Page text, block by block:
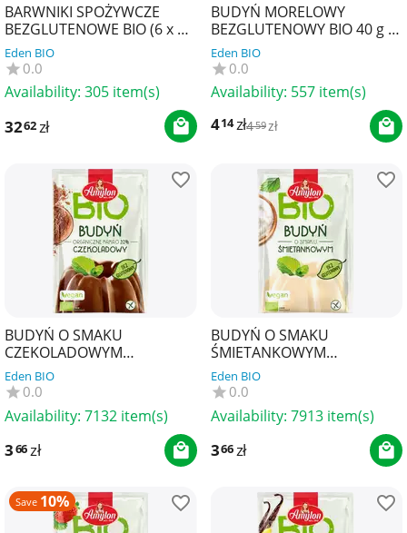
BARWNIKI SPOŻYWCZE
BEZGLUTENOWE BIO (6 x 8
g) 48 g - BIOVEGAN
Eden BIO
0.0
Availability: 305 item(s)
3262zł
BUDYŃ MORELOWY
BEZGLUTENOWY BIO 40 g -
AMYLON
Eden BIO
0.0
Availability: 557 item(s)
414zł459zł
BUDYŃ O SMAKU
CZEKOLADOWYM
BEZGLUTENOWY BIO 40 g -
AMYLON
Eden BIO
0.0
Availability: 7132 item(s)
366zł
BUDYŃ O SMAKU
ŚMIETANKOWYM
BEZGLUTENOWY BIO 40 g -
AMYLON
Eden BIO
0.0
Availability: 7913 item(s)
366zł
Save 10%